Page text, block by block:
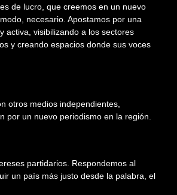
de lucro, que creemos en un nuevo
necesario. Apostamos por una
activa, visibilizando a los sectores
y creando espacios donde sus voces
otros medios independientes,
por un nuevo periodismo en la región.
partidarios. Respondemos al
un país más justo desde la palabra, el